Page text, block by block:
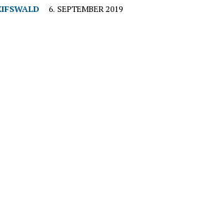
6. SEPTEMBER 2019